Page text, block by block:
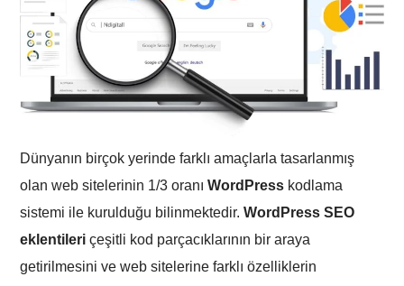
Dünyanın birçok yerinde farklı amaçlarla tasarlanmış
olan web sitelerinin 1/3 oranıWordPress kodlama
sistemi ile kurulduğu bilinmektedir.WordPress SEO
eklentileriçeşitli kod parçacıklarının bir araya
getirilmesini ve web sitelerine farklı özelliklerin